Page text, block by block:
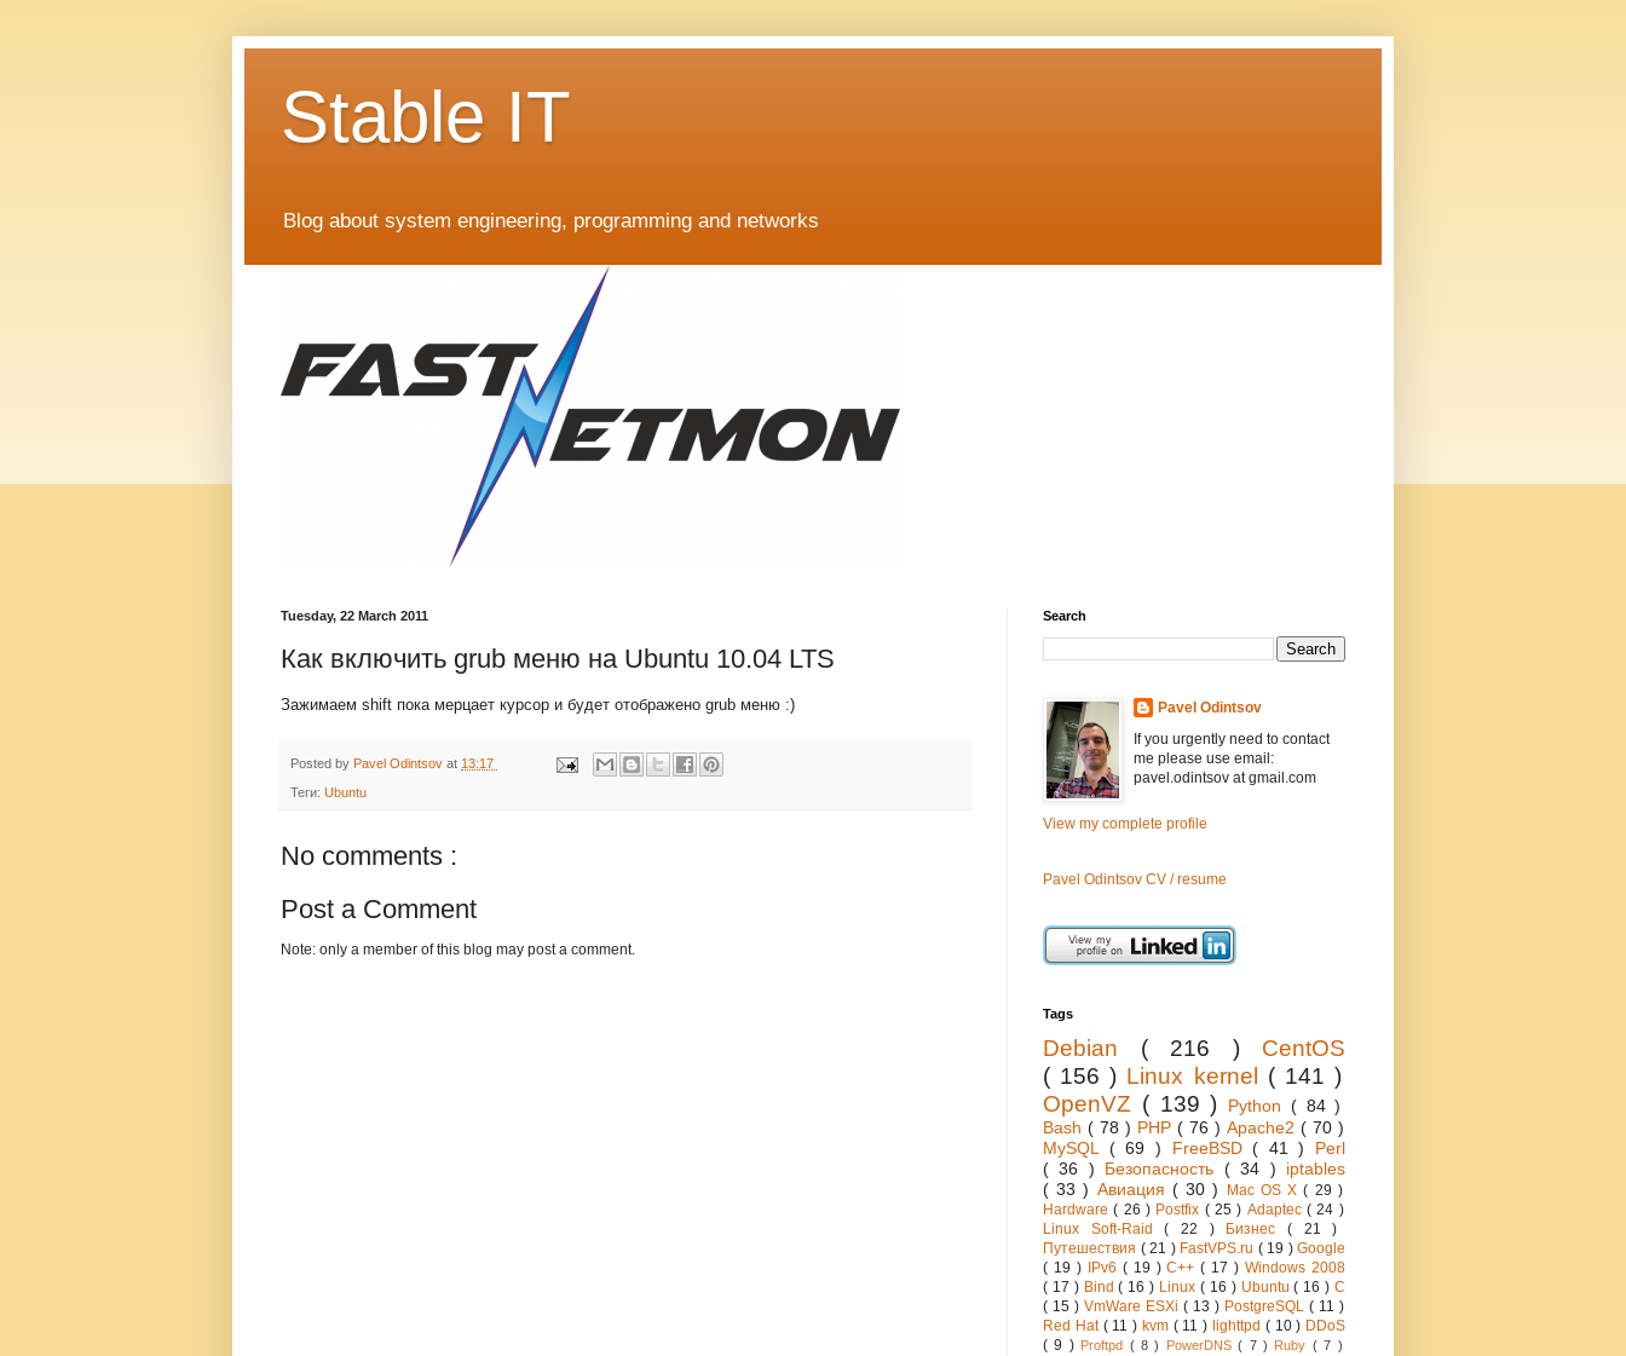
Stable IT
Blog about system engineering, programming and networks
Tuesday, 22 March 2011
Как включить grub меню на Ubuntu 10.04 LTS
Зажимаем shift пока мерцает курсор и будет отображено grub меню :)
Posted by Pavel Odintsov at 13:17
Теги: Ubuntu
No comments :
Post a Comment
Note: only a member of this blog may post a comment.
Search
Pavel Odintsov
If you urgently need to contact
me please use email:
pavel.odintsov at gmail.com
View my complete profile
Pavel Odintsov CV / resume
Tags
Debian ( 216 ) CentOS
( 156 ) Linux kernel ( 141 )
OpenVZ ( 139 ) Python ( 84 )
Bash ( 78 ) PHP ( 76 ) Apache2 ( 70 )
MySQL ( 69 ) FreeBSD( 41 ) Perl
( 36 ) Безопасность ( 34 ) iptables
( 33 ) Авиация ( 30 ) Mac OS X( 29 )
Hardware( 26 ) Postfix ( 25 ) Adaptec( 24 )
Linux Soft-Raid( 22 ) Бизнес( 21 )
Путешествия ( 21 ) FastVPS.ru ( 19 ) Google
( 19 )
IPv6 ( 19 )C++( 17 )Windows 2008
( 17 ) Bind( 16 ) Linux ( 16 ) Ubuntu( 16 )C
( 15 ) VmWare ESXi ( 13 ) PostgreSQL ( 11 )
Red Hat ( 11 ) kvm ( 11 ) lighttpd ( 10 ) DDoS
( 9 ) Proftpd ( 8 ) PowerDNS( 7 ) Ruby ( 7 )